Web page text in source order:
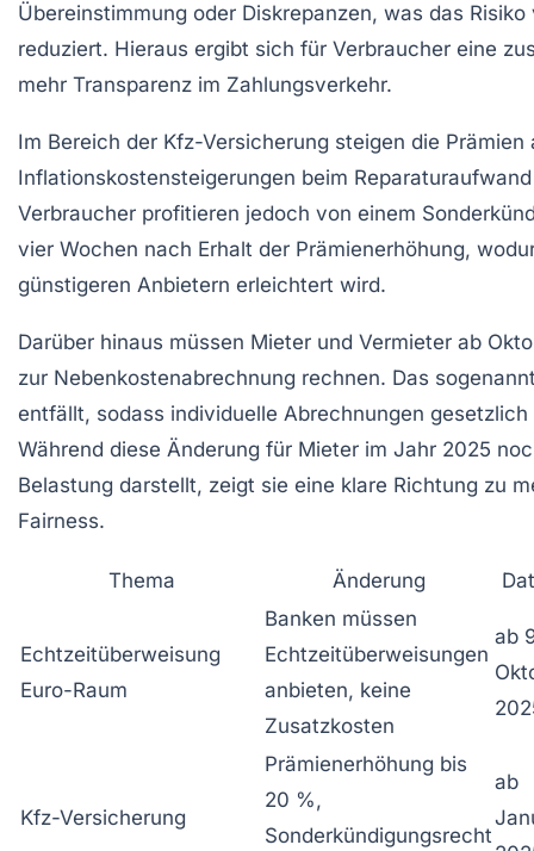
Übereinstimmung oder Diskrepanzen, was das
reduziert. Hieraus ergibt sich für Verbraucher eine
mehr Transparenz im Zahlungsverkehr.
Im Bereich der Kfz-Versicherung steigen die Prämien
Inflationskostensteigerungen beim
Verbraucher profitieren jedoch von einem
vier Wochen nach Erhalt der Prämienerhöhung,
günstigeren Anbietern erleichtert wird.
Darüber hinaus müssen Mieter und Vermieter ab
zur Nebenkostenabrechnung rechnen. Das
entfällt, sodass individuelle Abrechnungen
Während diese Änderung für Mieter im Jahr 2025
Belastung darstellt, zeigt sie eine klare Richtung zu
Fairness.
Thema Änderung
Echtzeitüberweisung
Euro-Raum
Banken müssen
Echtzeitüberweisungen
anbieten, keine
Zusatzkosten
ab
Kfz-Versicherung
Prämienerhöhung bis
20 %,
Sonderkündigungsrecht
ab